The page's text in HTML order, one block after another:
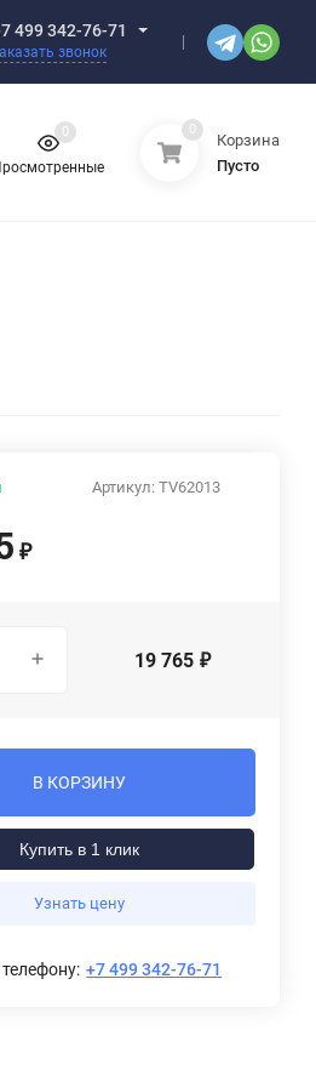
499 342-76-71
звонок
0 0
Корзина
Пусто
Артикул: TV62013
₽
19 765 ₽
В КОРЗИНУ
Купить в 1 клик
Узнать цену
+7 499 342-76-71